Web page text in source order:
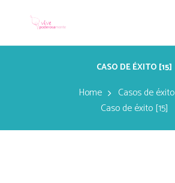
CASO DE ÉXITO [15]
Home
Casos de éxito
Caso de éxito [15]